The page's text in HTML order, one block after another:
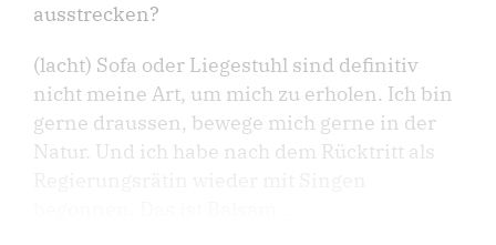
ausstrecken?
(lacht) Sofa oder Liegestuhl sind definitiv
nicht meine Art, um mich zu erholen. Ich bin
gerne draussen, bewege mich gerne in der
Natur. Und ich habe nach dem Rücktritt als